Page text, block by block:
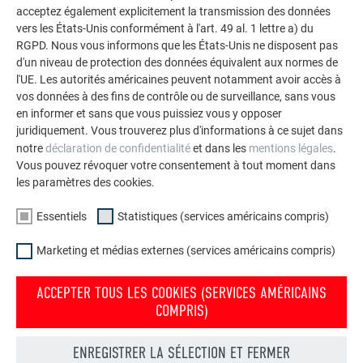
VOIR DAVANTAGE DE RÉFÉRENCES
Toiture, façade, solaire, gouttières et protection contre les
acceptez également explicitement la transmission des données
vers les États-Unis conformément à l'art. 49 al. 1 lettre a) du
RGPD. Nous vous informons que les États-Unis ne disposent pas
d'un niveau de protection des données équivalent aux normes de
l'UE. Les autorités américaines peuvent notamment avoir accès à
vos données à des fins de contrôle ou de surveillance, sans vous
en informer et sans que vous puissiez vous y opposer
juridiquement. Vous trouverez plus d'informations à ce sujet dans
notredéclaration de confidentialitéet dans les mentions légales.
Vous pouvez révoquer votre consentement à tout moment dans
les paramètres des cookies.
Essentiels Statistiques (services américains compris)
Marketing et médias externes (services américains compris)
ACCEPTER TOUS LES COOKIES (SERVICES AMÉRICAINS
COMPRIS)
ENREGISTRER LA SÉLECTION ET FERMER